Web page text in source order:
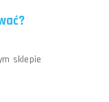
sklepie